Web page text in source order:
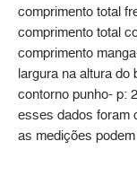
comprimento total
comprimento total
comprimento
largura na altura
contorno punho- p:
esses dados foram
as medições